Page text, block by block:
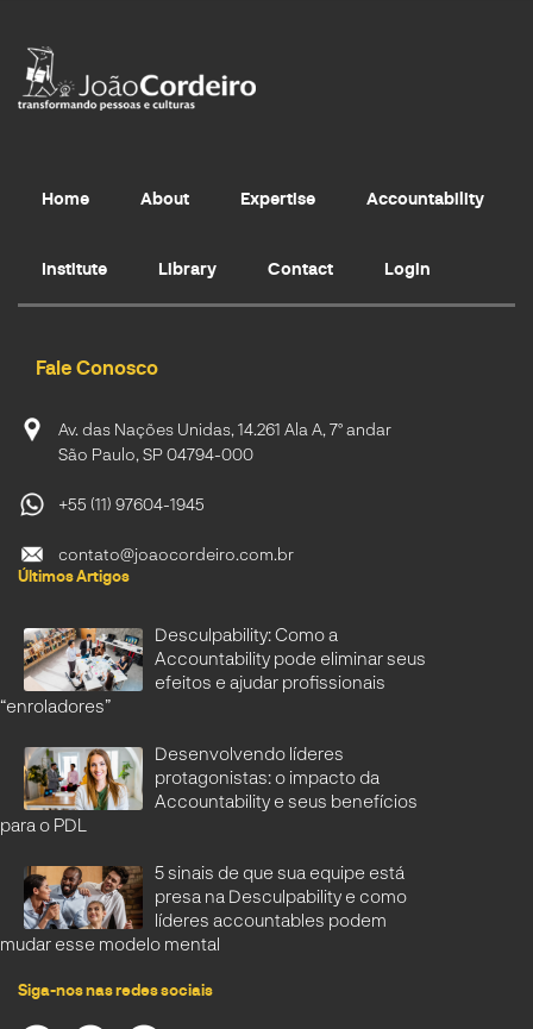
Home About Expertise Accountability
Institute Library Contact Login
Fale Conosco
Av. das Nações Unidas, 14.261 Ala A, 7º andar
São Paulo, SP 04794-000
+55 (11) 97604-1945
contato@joaocordeiro.com.br
Últimos Artigos
Desculpability: Como a
Accountability pode eliminar seus
efeitos e ajudar profissionais
“enroladores”
Desenvolvendo líderes
protagonistas: o impacto da
Accountability e seus benefícios
para o PDL
5 sinais de que sua equipe está
presa na Desculpability e como
líderes accountables podem
mudar esse modelo mental
Siga-nos nas redes sociais